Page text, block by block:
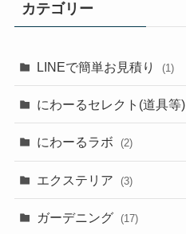
カテゴリー
LINEで簡単お見積り (1)
にわーるセレクト(道具等)
にわーるラボ (2)
エクステリア (3)
ガーデニング (17)